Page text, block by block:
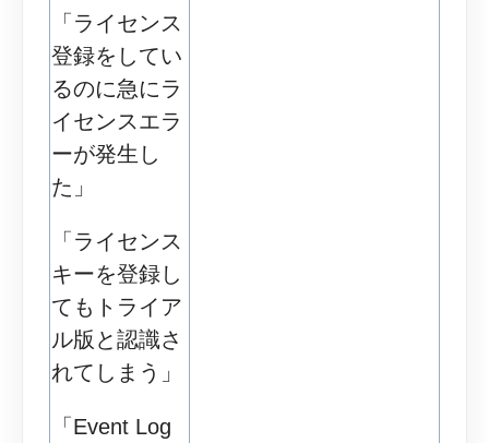
「ライセンス
登録をしてい
るのに急にラ
イセンスエラ
ーが発生し
た」
「ライセンス
キーを登録し
てもトライア
ル版と認識さ
れてしまう」
「Event Log